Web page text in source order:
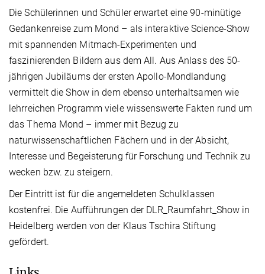
Die Schülerinnen und Schüler erwartet eine 90-minütige
Gedankenreise zum Mond – als interaktive Science-Show
mit spannenden Mitmach-Experimenten und
faszinierenden Bildern aus dem All. Aus Anlass des 50-
jährigen Jubiläums der ersten Apollo-Mondlandung
vermittelt die Show in dem ebenso unterhaltsamen wie
lehrreichen Programm viele wissenswerte Fakten rund um
das Thema Mond – immer mit Bezug zu
naturwissenschaftlichen Fächern und in der Absicht,
Interesse und Begeisterung für Forschung und Technik zu
wecken bzw. zu steigern.
Der Eintritt ist für die angemeldeten Schulklassen
kostenfrei. Die Aufführungen der DLR_Raumfahrt_Show in
Heidelberg werden von der Klaus Tschira Stiftung
gefördert.